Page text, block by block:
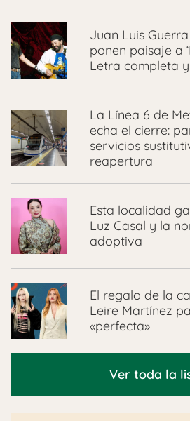
Juan Luis
ponen paisaje a
Letra completa
La Línea 6 de
echa el cierre:
servicios
reapertura
Esta localidad
Luz Casal y la
adoptiva
El regalo de la
Leire Martínez
«perfecta»
Ver toda la